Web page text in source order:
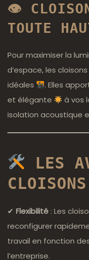
👁
TOUTE
Pour maximiser la
d’espace, les
idéales
. Elles
et élégante
à vos
isolation acoustique
LES
✔ Flexibilité : Les
reconfigurer
travail en fonction
l’entreprise.